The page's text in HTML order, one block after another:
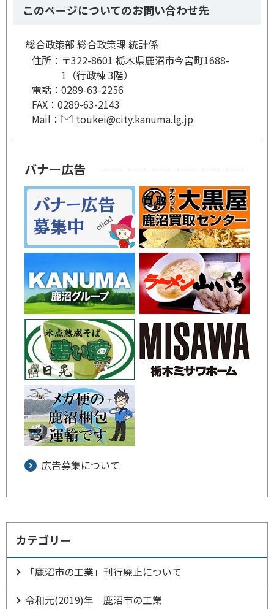
このページについてのお問い合わせ先
総合政策部 総合政策課 統計係
住所： 〒322-8601 栃木県鹿沼市今宮町1688-
1（行政棟 3階）
電話： 0289-63-2256
FAX： 0289-63-2143
Mail：
toukei@city.kanuma.lg.jp
バナー広告
広告募集について
カテゴリー
「鹿沼市の工業」刊行廃止について
令和元(2019)年 鹿沼市の工業